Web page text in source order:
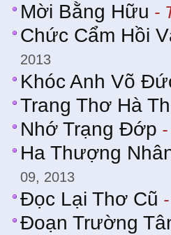
Mời Bằng Hữu -
Chức Cẩm Hồi
2013
Khóc Anh Võ
Trang Thơ Hà
Nhớ Trạng Đớp
Ha Thượng
09, 2013
Ðọc Lại Thơ Cũ
Đoạn Trường